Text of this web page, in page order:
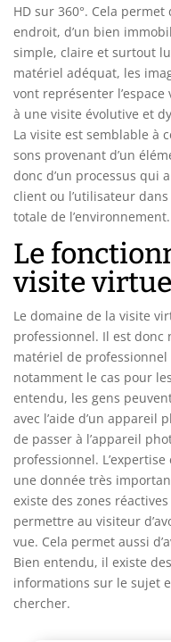
HD sur 360°. Cela
endroit, d’un bien
simple, claire et surtout
matériel adéquat, les
vont représenter
à une visite évolutive et
La visite est semblable à
sons provenant d’un
donc d’un processus qui
client ou l’utilisateur
totale de l’environnement.
Le
visite
Le domaine de la visite
professionnel. Il est
matériel de professionnel
notamment le cas pour
entendu, les gens
avec l’aide d’un appareil
de passer à l’appareil
professionnel.
une donnée très
existe des zones
permettre au visiteur
vue. Cela permet aussi
Bien entendu, il existe
informations sur le sujet
chercher.